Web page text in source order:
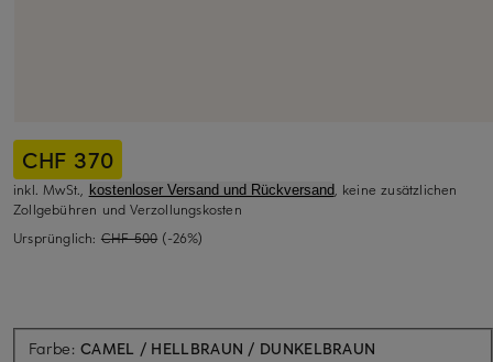
CHF 370
inkl. MwSt., kostenloser Versand und Rückversand, keine zusätzlichen
Zollgebühren und Verzollungskosten
Ursprünglich: CHF 500 (-26%)
Farbe:CAMEL / HELLBRAUN / DUNKELBRAUN